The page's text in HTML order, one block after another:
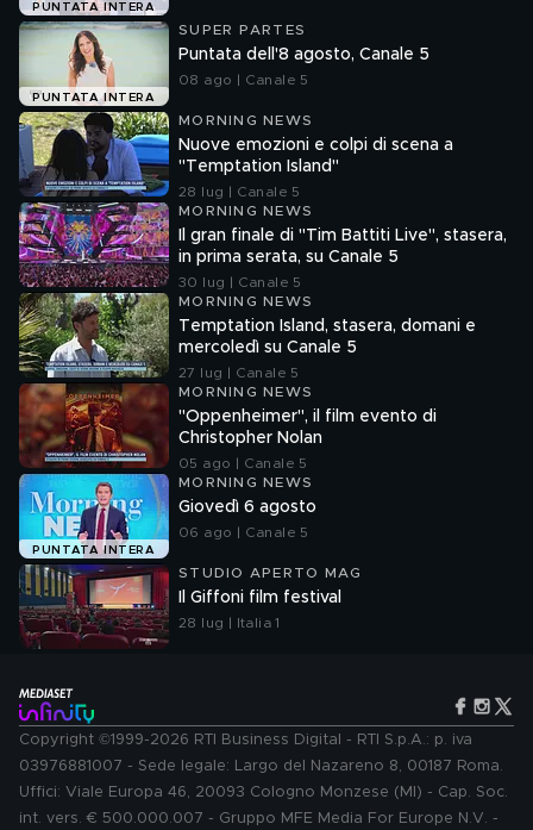
PUNTATA INTERA
PUNTATA INTERA
SUPER PARTES
Puntata dell'8 agosto, Canale 5
08 ago | Canale 5
MORNING NEWS
Nuove emozioni e colpi di scena a
"Temptation Island"
28 lug | Canale 5
MORNING NEWS
Il gran finale di "Tim Battiti Live", stasera,
in prima serata, su Canale 5
30 lug | Canale 5
MORNING NEWS
Temptation Island, stasera, domani e
mercoledì su Canale 5
27 lug | Canale 5
MORNING NEWS
"Oppenheimer", il film evento di
Christopher Nolan
05 ago | Canale 5
PUNTATA INTERA
MORNING NEWS
Giovedì 6 agosto
06 ago | Canale 5
STUDIO APERTO MAG
Il Giffoni film festival
28 lug | Italia 1
Copyright ©1999-2026 RTI Business Digital - RTI S.p.A.: p. iva
03976881007 - Sede legale: Largo del Nazareno 8, 00187 Roma.
Uffici: Viale Europa 46, 20093 Cologno Monzese (MI) - Cap. Soc.
int. vers. € 500.000.007 - Gruppo MFE Media For Europe N.V. -